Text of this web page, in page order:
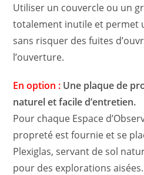
Utiliser un couvercle ou un
totalement inutile et permet
sans risquer des fuites
l’ouverture.
En option : Une plaque de
naturel et facile d’entretien.
Pour chaque Espace
propreté est fournie et se
Plexiglas, servant de sol
pour des explorations